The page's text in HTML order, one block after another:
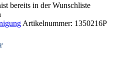
ist bereits in der Wunschliste
Artikelnummer: 1350216P